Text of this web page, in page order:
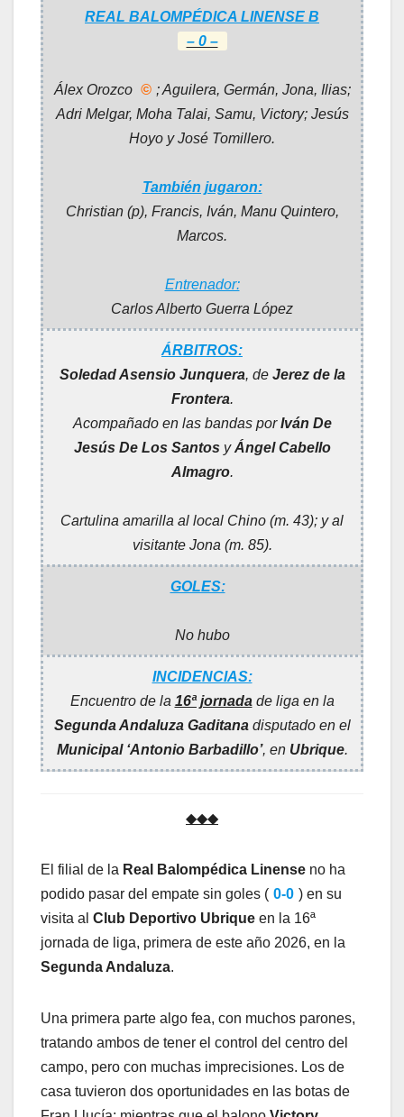
REAL BALOMPÉDICA LINENSE B
– 0 –
Álex Orozco © ; Aguilera, Germán, Jona, Ilias;
Adri Melgar, Moha Talai, Samu, Victory; Jesús
Hoyo y José Tomillero.
También jugaron:
Christian (p), Francis, Iván, Manu Quintero,
Marcos.
Entrenador:
Carlos Alberto Guerra López
ÁRBITROS:
Soledad Asensio Junquera, de Jerez de la
Frontera.
Acompañado en las bandas porIván De
Jesús De Los Santos yÁngel Cabello
Almagro.
Cartulina amarilla al local Chino (m. 43); y al
visitante Jona (m. 85).
GOLES:
No hubo
INCIDENCIAS:
Encuentro de la 16ª jornadade liga en la
Segunda Andaluza Gaditanadisputado en el
Municipal ‘Antonio Barbadillo’, en Ubrique.
◆◆◆
El filial de la Real Balompédica Linense no ha
podido pasar del empate sin goles ( 0-0 ) en su
visita al Club Deportivo Ubrique en la 16ª
jornada de liga, primera de este año 2026, en la
Segunda Andaluza.
Una primera parte algo fea, con muchos parones,
tratando ambos de tener el control del centro del
campo, pero con muchas imprecisiones. Los de
casa tuvieron dos oportunidades en las botas de